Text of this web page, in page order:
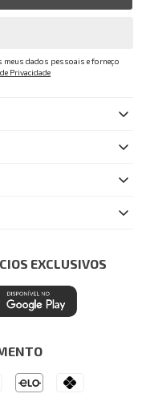
meus dados pessoais e forneço
Privacidade
EXCLUSIVOS